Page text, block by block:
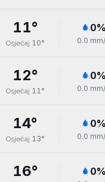
11°
Osjećaj 10°
0%
0.0
12°
Osjećaj 11°
0%
0.0
14°
Osjećaj 13°
0%
0.0
16° 0%